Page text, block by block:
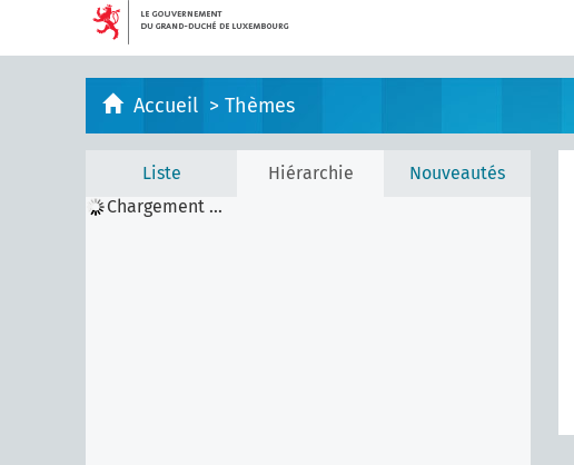
Accueil > Thèmes
Liste Hiérarchie
Nouveautés
Chargement ...